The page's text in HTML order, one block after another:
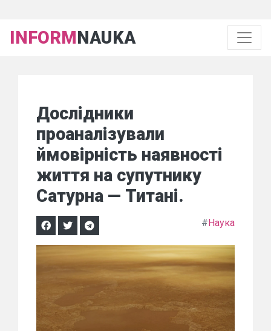
INFORMNAUKA
Дослідники
проаналізували
ймовірність наявності
життя на супутнику
Сатурна — Титані.
#Наука